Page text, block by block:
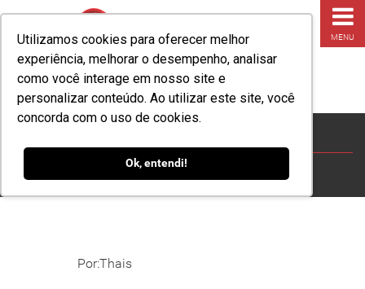
Utilizamos cookies para oferecer melhor
experiência, melhorar o desempenho, analisar
como você interage em nosso site e
personalizar conteúdo. Ao utilizar este site, você
concorda com o uso de cookies.
Ok, entendi!
MENU
A IA PODE SUBSTITUIR PROFISSIONAIS DE
COMPRAS E ESTOQUE?»BLOG IA
Por:Thais